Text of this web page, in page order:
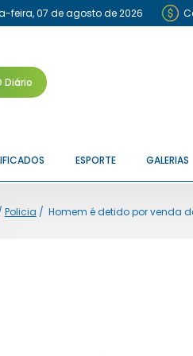
feira, 07 de agosto de 2026
Diário
ESPORTE GALERIAS
Policia / Homem é detido por venda